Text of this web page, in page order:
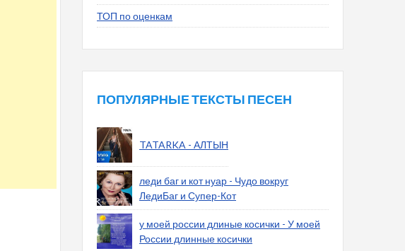
ТОП по оценкам
ПОПУЛЯРНЫЕ ТЕКСТЫ ПЕСЕН
TATARKA - АЛТЫН
леди баг и кот нуар - Чудо вокруг
ЛедиБаг и Супер-Кот
у моей россии длиные косички - У моей
России длинные косички